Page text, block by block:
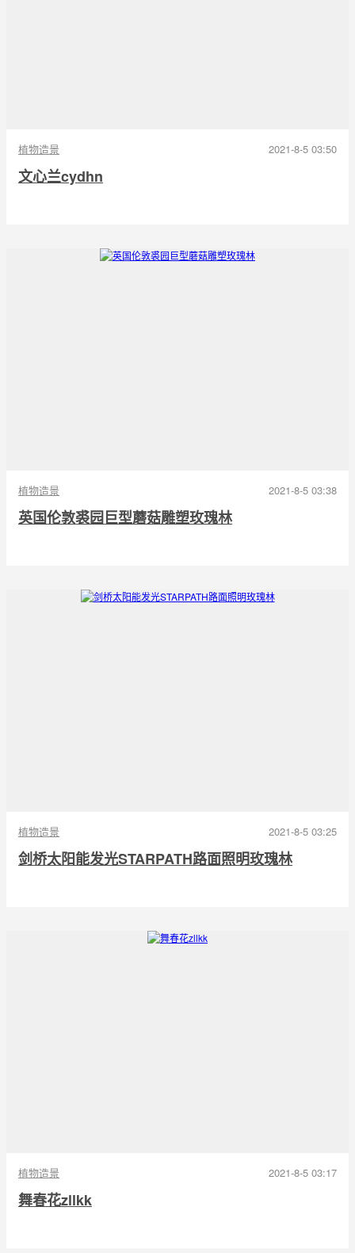
植物造景 2021-8-5 03:50
文心兰cydhn
植物造景 2021-8-5 03:38
英国伦敦裘园巨型蘑菇雕塑玫瑰林
植物造景 2021-8-5 03:25
剑桥太阳能发光STARPATH路面照明玫瑰林
植物造景 2021-8-5 03:17
舞春花zllkk